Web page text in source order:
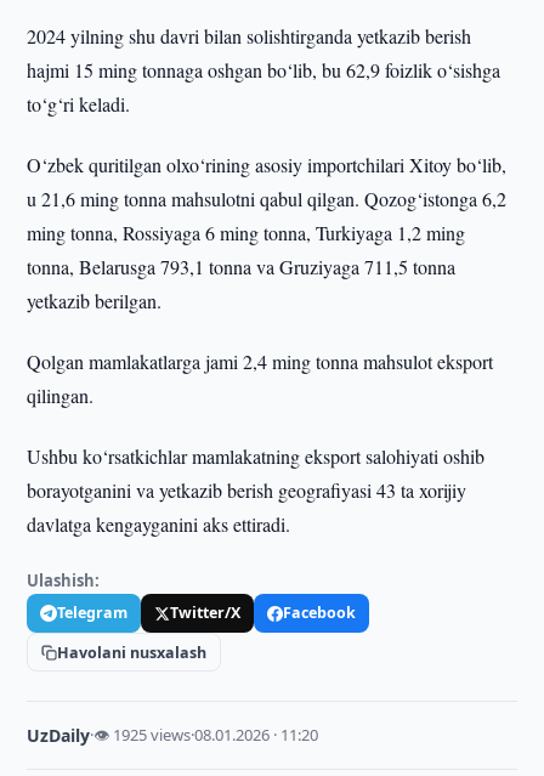
2024 yilning shu davri bilan solishtirganda yetkazib berish
hajmi 15 ming tonnaga oshgan bo‘lib, bu 62,9 foizlik o‘sishga
to‘g‘ri keladi.
O‘zbek quritilgan olxo‘rining asosiy importchilari Xitoy bo‘lib,
u 21,6 ming tonna mahsulotni qabul qilgan. Qozog‘istonga 6,2
ming tonna, Rossiyaga 6 ming tonna, Turkiyaga 1,2 ming
tonna, Belarusga 793,1 tonna va Gruziyaga 711,5 tonna
yetkazib berilgan.
Qolgan mamlakatlarga jami 2,4 ming tonna mahsulot eksport
qilingan.
Ushbu ko‘rsatkichlar mamlakatning eksport salohiyati oshib
borayotganini va yetkazib berish geografiyasi 43 ta xorijiy
davlatga kengayganini aks ettiradi.
Ulashish:
Telegram Twitter/X
Facebook
Havolani nusxalash
UzDaily·👁 1925 views·08.01.2026 · 11:20